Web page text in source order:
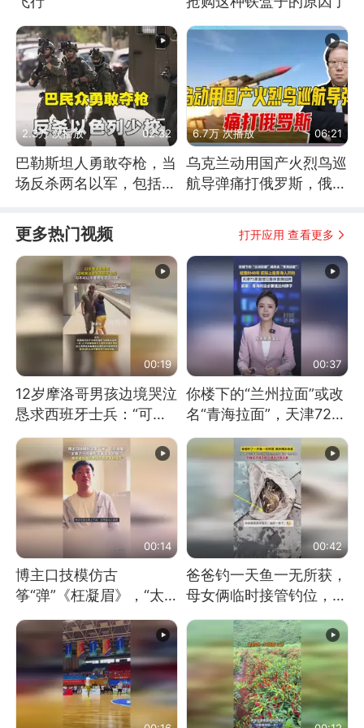
2.3万 次播放 02:32
巴勒斯坦人勇敢夺枪，当
场反杀两名以军，包括一
6.7万 次播放 06:21
乌克兰动用国产火烈鸟巡
航导弹痛打俄罗斯，俄军
更多热门视频 打开应用 查看更多
00:19
12岁摩洛哥男孩边境哭泣
恳求西班牙士兵：“可不
可以不要把我遣返回国”
00:37
你楼下的“兰州拉面”或改
名“青海拉面”，天津72家
面馆已集体更换招牌
00:14
博主口技模仿古
筝“弹”《枉凝眉》，“太
像了～你是吃古筝长大的
吗？”“或将成为首位考级
不带古筝的选手。”（来
源：新华每日电讯）
00:42
爸爸钓一天鱼一无所获，
母女俩临时接管钓位，用
玩具鱼竿钓上大鱼